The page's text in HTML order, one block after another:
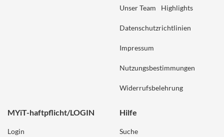
Unser Team Highlights
Datenschutzrichtlinien
Impressum
Nutzungsbestimmungen
Widerrufsbelehrung
MYiT-haftpflicht/LOGIN
Login
Hilfe
Suche